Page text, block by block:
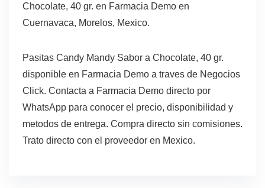
Chocolate, 40 gr. en Farmacia Demo en
Cuernavaca, Morelos, Mexico.
Pasitas Candy Mandy Sabor a Chocolate, 40 gr.
disponible en Farmacia Demo a traves de Negocios
Click. Contacta a Farmacia Demo directo por
WhatsApp para conocer el precio, disponibilidad y
metodos de entrega. Compra directo sin comisiones.
Trato directo con el proveedor en Mexico.